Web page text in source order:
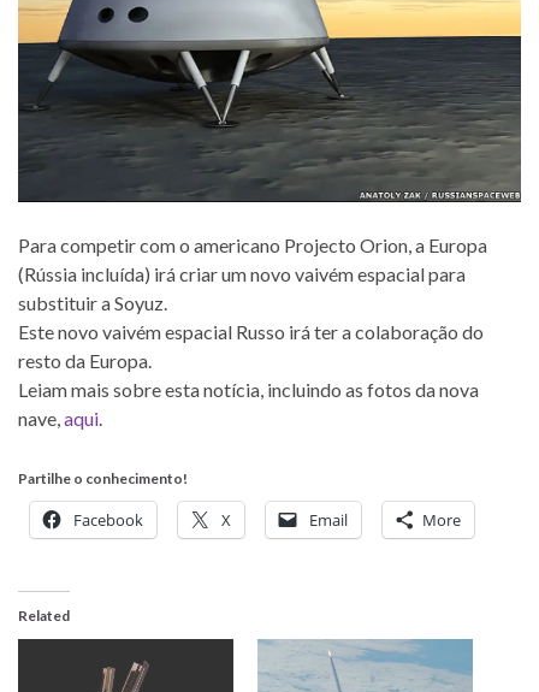
Para competir com o americano Projecto Orion, a Europa
(Rússia incluída) irá criar um novo vaivém espacial para
substituir a Soyuz.
Este novo vaivém espacial Russo irá ter a colaboração do
resto da Europa.
Leiam mais sobre esta notícia, incluindo as fotos da nova
nave, aqui
Partilhe o conhecimento!
Facebook X Email More
Related